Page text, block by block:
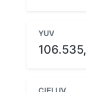
YUV
CIELUV